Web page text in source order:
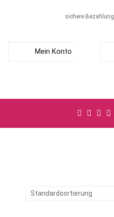
sichere Bezahlung
Mein Konto